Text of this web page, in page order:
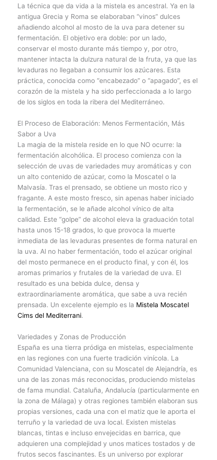
La técnica que da vida a la mistela es ancestral. Ya en la
antigua Grecia y Roma se elaboraban “vinos” dulces
añadiendo alcohol al mosto de la uva para detener su
fermentación. El objetivo era doble: por un lado,
conservar el mosto durante más tiempo y, por otro,
mantener intacta la dulzura natural de la fruta, ya que las
levaduras no llegaban a consumir los azúcares. Esta
práctica, conocida como “encabezado” o “apagado”, es el
corazón de la mistela y ha sido perfeccionada a lo largo
de los siglos en toda la ribera del Mediterráneo.
El Proceso de Elaboración: Menos Fermentación, Más
Sabor a Uva
La magia de la mistela reside en lo que NO ocurre: la
fermentación alcohólica. El proceso comienza con la
selección de uvas de variedades muy aromáticas y con
un alto contenido de azúcar, como la Moscatel o la
Malvasía. Tras el prensado, se obtiene un mosto rico y
fragante. A este mosto fresco, sin apenas haber iniciado
la fermentación, se le añade alcohol vínico de alta
calidad. Este “golpe” de alcohol eleva la graduación total
hasta unos 15-18 grados, lo que provoca la muerte
inmediata de las levaduras presentes de forma natural en
la uva. Al no haber fermentación, todo el azúcar original
del mosto permanece en el producto final, y con él, los
aromas primarios y frutales de la variedad de uva. El
resultado es una bebida dulce, densa y
extraordinariamente aromática, que sabe a uva recién
prensada. Un excelente ejemplo es la Mistela Moscatel
Cims del Mediterrani.
Variedades y Zonas de Producción
España es una tierra pródiga en mistelas, especialmente
en las regiones con una fuerte tradición vinícola. La
Comunidad Valenciana, con su Moscatel de Alejandría, es
una de las zonas más reconocidas, produciendo mistelas
de fama mundial. Cataluña, Andalucía (particularmente en
la zona de Málaga) y otras regiones también elaboran sus
propias versiones, cada una con el matiz que le aporta el
terruño y la variedad de uva local. Existen mistelas
blancas, tintas e incluso envejecidas en barrica, que
adquieren una complejidad y unos matices tostados y de
frutos secos fascinantes. Es un universo por explorar